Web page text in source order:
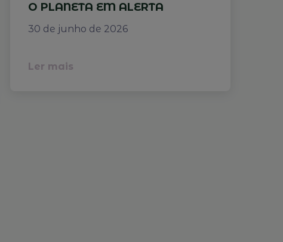
O PLANETA EM ALERTA
30 de junho de 2026
Ler mais